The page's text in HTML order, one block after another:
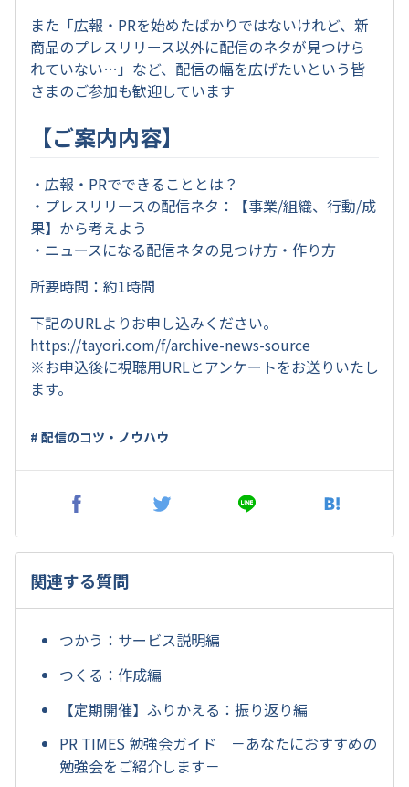
また「広報・PRを始めたばかりではないけれど、新
商品のプレスリリース以外に配信のネタが見つけら
れていない…」など、配信の幅を広げたいという皆
さまのご参加も歓迎しています
【ご案内内容】
・広報・PRでできることとは？
・プレスリリースの配信ネタ：【事業/組織、行動/成
果】から考えよう
・ニュースになる配信ネタの見つけ方・作り方
所要時間：約1時間
下記のURLよりお申し込みください。
https://tayori.com/f/archive-news-source
※お申込後に視聴用URLとアンケートをお送りいたし
ます。
# 配信のコツ・ノウハウ
関連する質問
つかう：サービス説明編
つくる：作成編
【定期開催】ふりかえる：振り返り編
PR TIMES 勉強会ガイド －あなたにおすすめの
勉強会をご紹介します－